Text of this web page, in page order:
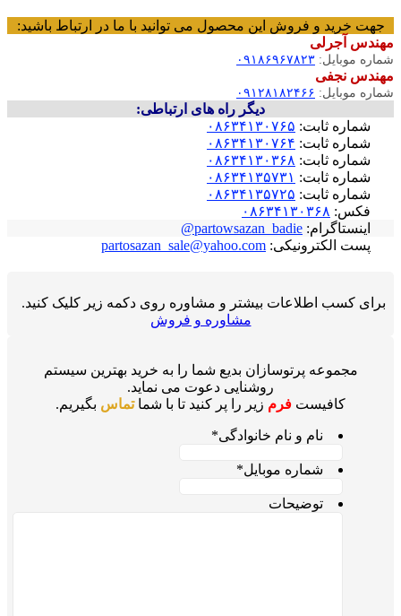
جهت خرید و فروش این محصول می توانید با ما در ارتباط باشید:
مهندس آجرلی
شماره موبایل: ۰۹۱۸۶۹۶۷۸۲۳
مهندس نجفی
شماره موبایل: ۰۹۱۲۸۱۸۲۴۶۶
دیگر راه های ارتباطی:
شماره ثابت: ۰۸۶۳۴۱۳۰۷۶۵
شماره ثابت: ۰۸۶۳۴۱۳۰۷۶۴
شماره ثابت: ۰۸۶۳۴۱۳۰۳۶۸
شماره ثابت: ۰۸۶۳۴۱۳۵۷۳۱
شماره ثابت: ۰۸۶۳۴۱۳۵۷۲۵
فکس: ۰۸۶۳۴۱۳۰۳۶۸
اینستاگرام: partowsazan_badie@
پست الکترونیکی: partosazan_sale@yahoo.com
برای کسب اطلاعات بیشتر و مشاوره روی دکمه زیر کلیک کنید.
مشاوره و فروش
مجموعه پرتوسازان بدیع شما را به خرید بهترین سیستم
روشنایی دعوت می نماید.
کافیست فرم زیر را پر کنید تا با شماتماس بگیریم.
نام و نام خانوادگی*
شماره موبایل*
توضیحات